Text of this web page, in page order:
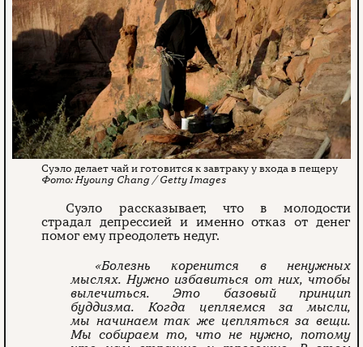
Суэло делает чай и готовится к завтраку у входа в пещеру
Hyoung Chang / Getty Images
Суэло рассказывает, что в молодости
страдал депрессией и именно отказ от денег
помог ему преодолеть недуг.
«Болезнь коренится в ненужных
мыслях. Нужно избавиться от них, чтобы
вылечиться. Это базовый принцип
буддизма. Когда цепляемся за мысли,
мы начинаем так же цепляться за вещи.
Мы собираем то, что не нужно, потому